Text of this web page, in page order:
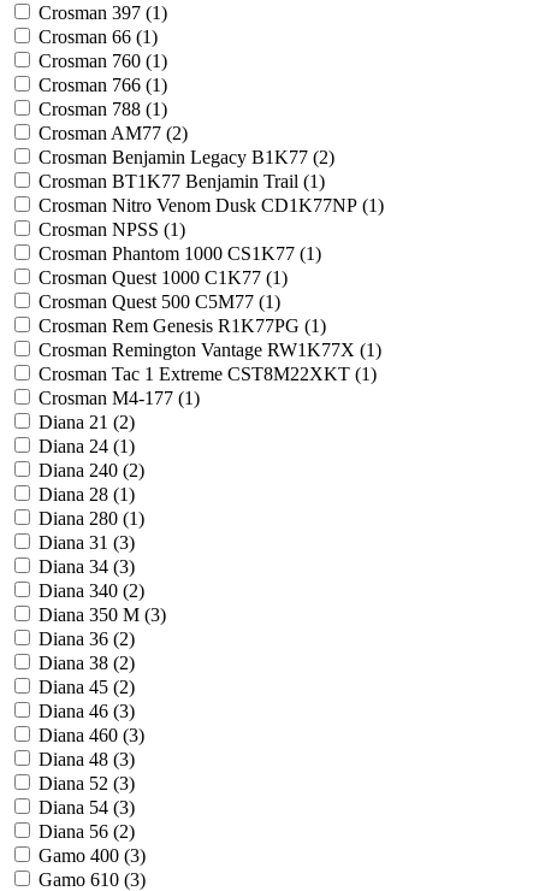
Crosman 397 (1)
Crosman 66 (1)
Crosman 760 (1)
Crosman 766 (1)
Crosman 788 (1)
Crosman AM77 (2)
Crosman Benjamin Legacy B1K77 (2)
Crosman BT1K77 Benjamin Trail (1)
Crosman Nitro Venom Dusk CD1K77NP (1)
Crosman NPSS (1)
Crosman Phantom 1000 CS1K77 (1)
Crosman Quest 1000 C1K77 (1)
Crosman Quest 500 C5M77 (1)
Crosman Rem Genesis R1K77PG (1)
Crosman Remington Vantage RW1K77X (1)
Crosman Tac 1 Extreme CST8M22XKT (1)
Crosman М4-177 (1)
Diana 21 (2)
Diana 24 (1)
Diana 240 (2)
Diana 28 (1)
Diana 280 (1)
Diana 31 (3)
Diana 34 (3)
Diana 340 (2)
Diana 350 M (3)
Diana 36 (2)
Diana 38 (2)
Diana 45 (2)
Diana 46 (3)
Diana 460 (3)
Diana 48 (3)
Diana 52 (3)
Diana 54 (3)
Diana 56 (2)
Gamo 400 (3)
Gamo 610 (3)